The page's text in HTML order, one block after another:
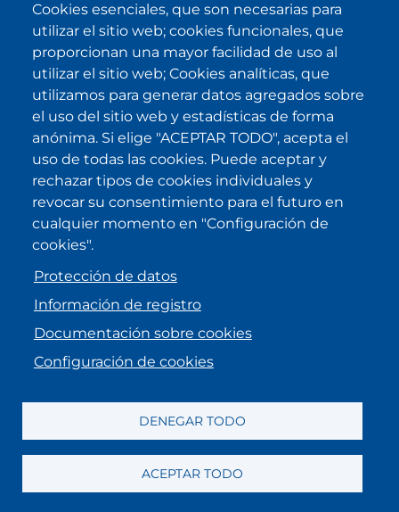
SUBSCRIBE
He sido informado/a sobre política
de privacidad
y la acepto.
IKI en otras latitudes
. . . .
MENU FOOTER
Protección de datos
Mecanismo de denuncias
Preferencias de Cookies
Cookies esenciales, que son necesarias para
utilizar el sitio web; cookies funcionales, que
proporcionan una mayor facilidad de uso al
utilizar el sitio web; Cookies analíticas, que
utilizamos para generar datos agregados sobre
el uso del sitio web y estadísticas de forma
anónima. Si elige "ACEPTAR TODO", acepta el
uso de todas las cookies. Puede aceptar y
rechazar tipos de cookies individuales y
revocar su consentimiento para el futuro en
cualquier momento en "Configuración de
cookies".
Protección de datos
Información de registro
Documentación sobre cookies
Configuración de cookies
DENEGAR TODO
ACEPTAR TODO